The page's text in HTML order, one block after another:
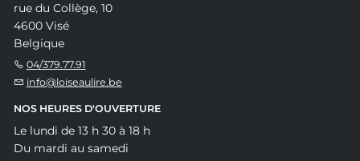
rue du Collège, 10
4600 Visé
Belgique
04/379.77.91
info@loiseaulire.be
NOS HEURES D'OUVERTURE
Le lundi de 13 h 30 à 18 h
Du mardi au samedi